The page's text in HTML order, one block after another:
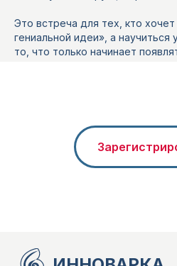
Это встреча для тех, кто
гениальной идеи», а научиться
то, что только начинает